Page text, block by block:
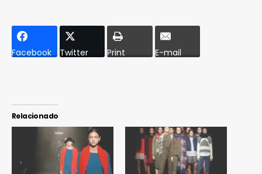
Facebook Twitter Print E-mail
Relacionado